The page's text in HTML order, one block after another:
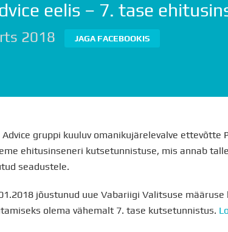
AVALEHTUUSARENDUSED
eelis – 7. tase
2018 JAGA FACEBOOKIS
Advice gruppi kuuluv omanikujärelevalve ettevõtte
ehitusinseneri kutsetunnistuse, mis annab
seadustele.
jõustunud uue Vabariigi Valitsuse
olema vähemalt 7. tase kutsetunnistus.